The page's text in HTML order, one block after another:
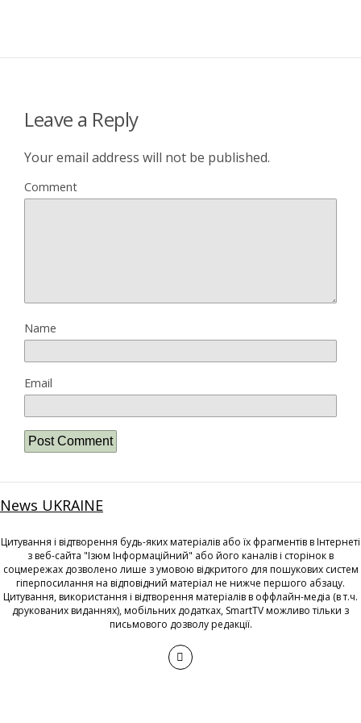
Leave a Reply
Your email address will not be published.
Comment
Name
Email
News UKRAINE
Цитування і відтворення будь-яких матеріалів або їх фрагментів в Інтернеті
з веб-сайта "Ізюм Інформаційний" або його каналів і сторінок в
соцмережах дозволено лише з умовою відкритого для пошукових систем
гіперпосилання на відповідний матеріал не нижче першого абзацу.
Цитування, використання і відтворення матеріалів в оффлайн-медіа (в т.ч.
друкованих виданнях), мобільних додатках, SmartTV можливо тільки з
письмового дозволу редакції.